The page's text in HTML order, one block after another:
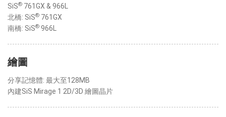
SiS® 761GX & 966L
北橋: SiS® 761GX
南橋: SiS® 966L
繪圖
分享記憶體: 最大至128MB
內建SiS Mirage 1 2D/3D 繪圖晶片